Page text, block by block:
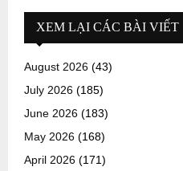
XEM LẠI CÁC BÀI VIẾT
August 2026 (43)
July 2026 (185)
June 2026 (183)
May 2026 (168)
April 2026 (171)